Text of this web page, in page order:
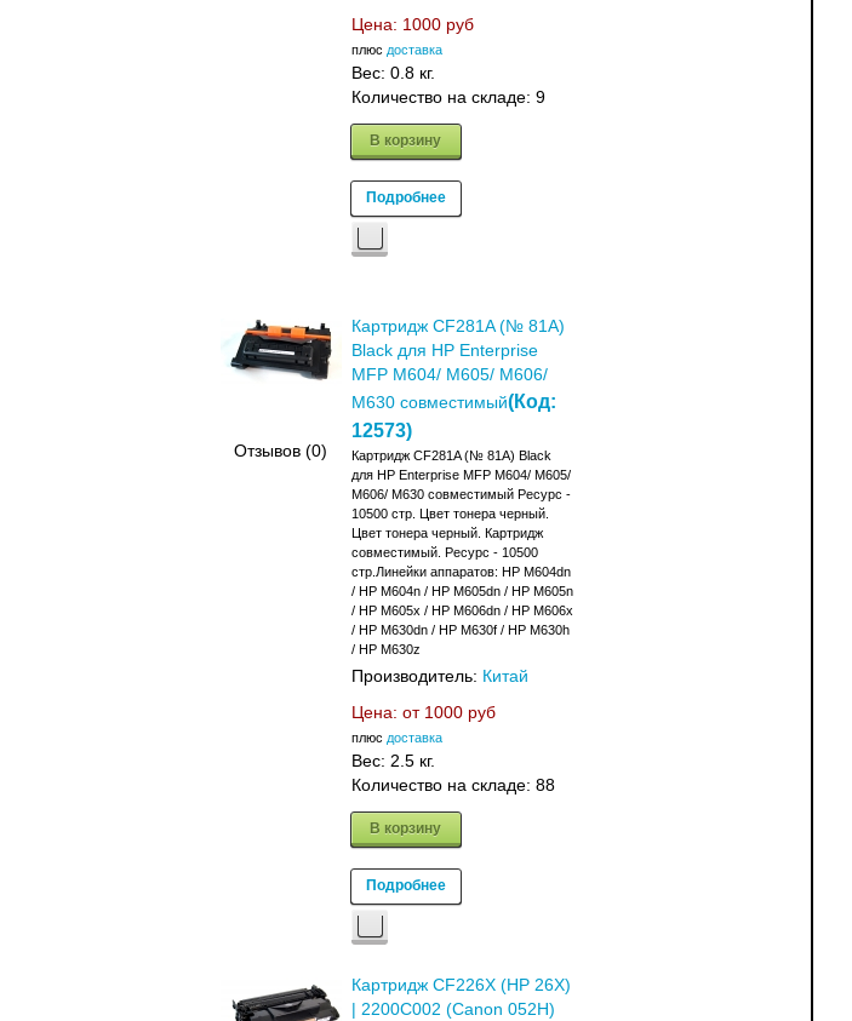
Цена: 1000 руб
плюс доставка
Вес: 0.8 кг.
Количество на складе: 9
В корзину
Подробнее
Отзывов (0)
Картридж CF281A (№ 81A)
Black для HP Enterprise
MFP M604/ M605/ M606/
M630 совместимый(Код:
12573)
Картридж CF281A (№ 81A) Black
для HP Enterprise MFP M604/ M605/
M606/ M630 совместимый Ресурс -
10500 стр. Цвет тонера черный.
Цвет тонера черный. Картридж
совместимый. Ресурс - 10500
стр.Линейки аппаратов: HP M604dn
/ HP M604n / HP M605dn / HP M605n
/ HP M605x / HP M606dn / HP M606x
/ HP M630dn / HP M630f / HP M630h
/ HP M630z
Производитель: Китай
Цена: от 1000 руб
плюс доставка
Вес: 2.5 кг.
Количество на складе: 88
В корзину
Подробнее
Картридж CF226X (HP 26X)
| 2200C002 (Canon 052H)